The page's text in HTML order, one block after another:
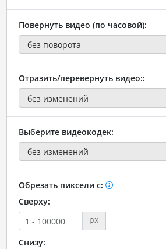
Повернуть видео (по часовой):
Отразить/перевернуть видео::
Выберите видеокодек:
Обрезать пиксели с:
Сверху:
px
Снизу: